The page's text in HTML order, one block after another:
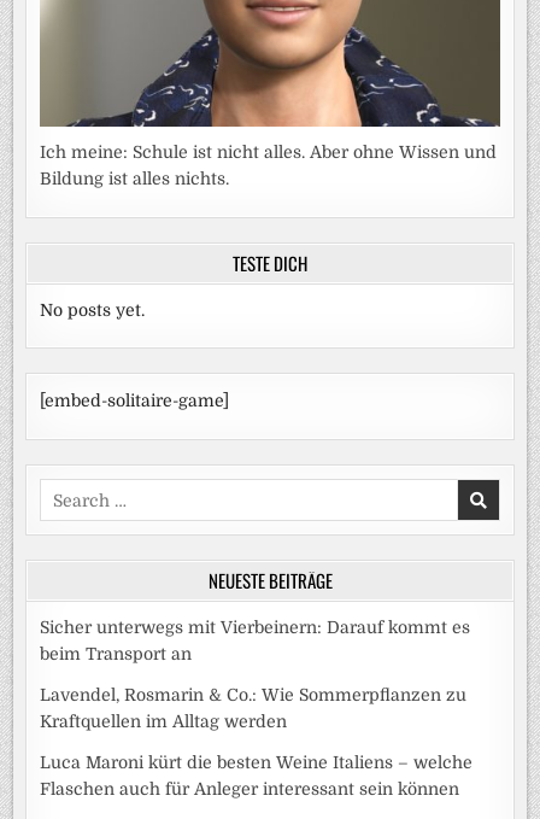
Ich meine: Schule ist nicht alles. Aber ohne Wissen und
Bildung ist alles nichts.
TESTE DICH
No posts yet.
[embed-solitaire-game]
Search
for:
NEUESTE BEITRÄGE
Sicher unterwegs mit Vierbeinern: Darauf kommt es
beim Transport an
Lavendel, Rosmarin & Co.: Wie Sommerpflanzen zu
Kraftquellen im Alltag werden
Luca Maroni kürt die besten Weine Italiens – welche
Flaschen auch für Anleger interessant sein können